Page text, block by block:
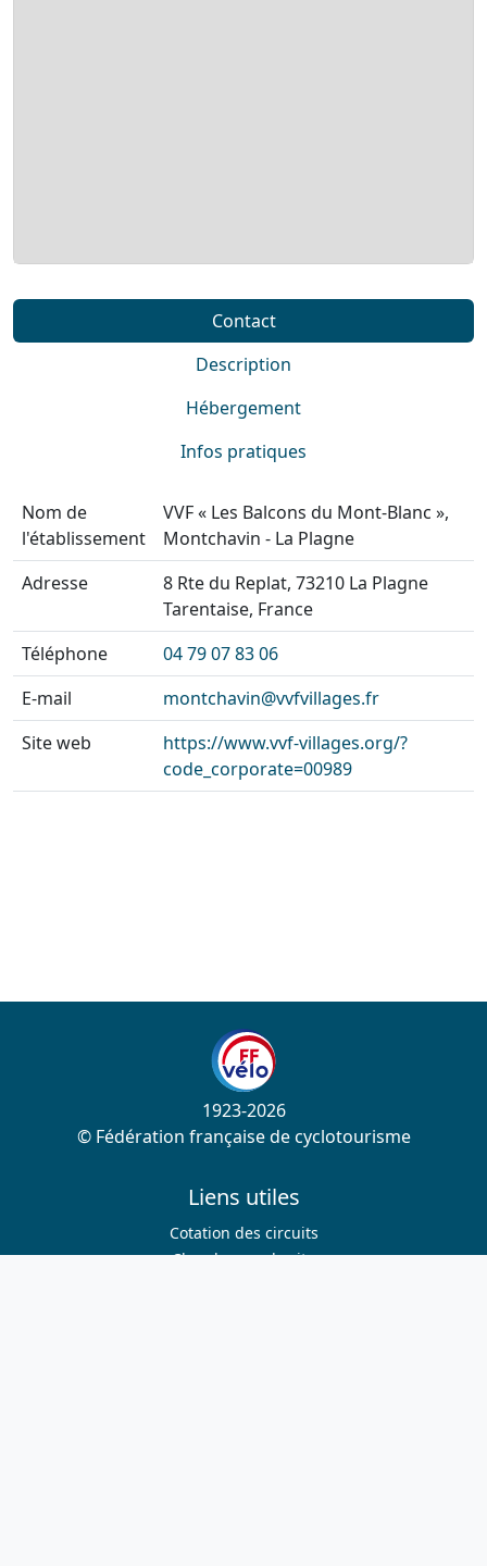
Contact
Description
Hébergement
Infos pratiques
Nom de
l'établissement
VVF « Les Balcons du Mont-Blanc »,
Montchavin - La Plagne
Adresse
8 Rte du Replat, 73210 La Plagne
Tarentaise, France
Téléphone
04 79 07 83 06
E-mail
montchavin@vvfvillages.fr
Site web
https://www.vvf-villages.org/?
code_corporate=00989
1923-2026
© Fédération française de cyclotourisme
Liens utiles
Cotation des circuits
Chercher sur le site